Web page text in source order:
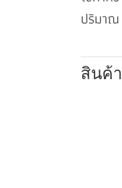
ปริมา
สินค้